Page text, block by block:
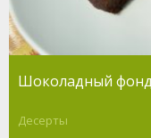
Шоколадный
Десерты